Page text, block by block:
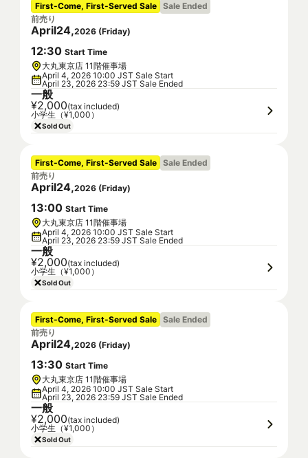
First-Come, First-Served Sale Sale Ended
前売り
April24,2026 (Friday)
12:30 Start Time
大丸東京店 11階催事場
April 4, 2026 10:00 JST Sale Start
April 23, 2026 23:59 JST Sale Ended
一般
¥2,000(tax included)
小学生（¥1,000）
Sold Out
First-Come, First-Served Sale Sale Ended
前売り
April24,2026 (Friday)
13:00 Start Time
大丸東京店 11階催事場
April 4, 2026 10:00 JST Sale Start
April 23, 2026 23:59 JST Sale Ended
一般
¥2,000(tax included)
小学生（¥1,000）
Sold Out
First-Come, First-Served Sale Sale Ended
前売り
April24,2026 (Friday)
13:30 Start Time
大丸東京店 11階催事場
April 4, 2026 10:00 JST Sale Start
April 23, 2026 23:59 JST Sale Ended
一般
¥2,000(tax included)
小学生（¥1,000）
Sold Out